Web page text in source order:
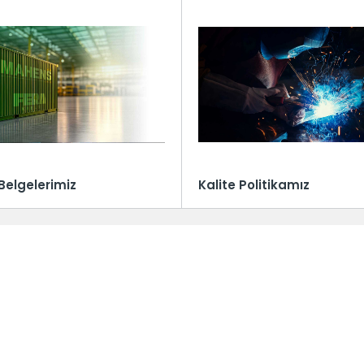
Kalite Politikamız